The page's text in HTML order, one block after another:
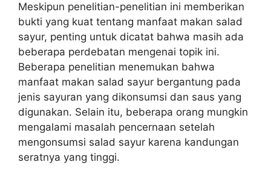
Meskipun penelitian-penelitian ini memberikan
bukti yang kuat tentang manfaat makan salad
sayur, penting untuk dicatat bahwa masih ada
beberapa perdebatan mengenai topik ini.
Beberapa penelitian menemukan bahwa
manfaat makan salad sayur bergantung pada
jenis sayuran yang dikonsumsi dan saus yang
digunakan. Selain itu, beberapa orang mungkin
mengalami masalah pencernaan setelah
mengonsumsi salad sayur karena kandungan
seratnya yang tinggi.